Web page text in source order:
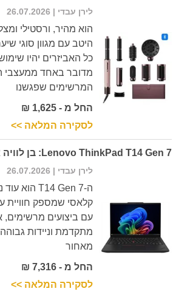
לירן עבדי | 26.07.2026
הוא מהיר, ורסטילי
היטב עם מגוון סוגי
כל האביזרים יהיו
מדובר באחד ממעצבי
המרשימים שפגשנו
החל מ - 1,625 ₪
לסקירה המלאה >>
Lenovo ThinkPad T14 Gen 7: בן לוויה אמין
לירן עבדי | 26.07.2026
קלאסי שמספק חוויית
עם ביצועים
מתקדמת וניידות
מאחור
החל מ - 7,316 ₪
לסקירה המלאה >>